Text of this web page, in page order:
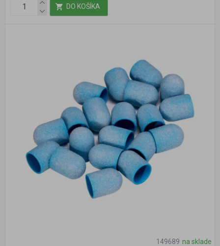
DO KOŠÍKA
149689 na sklade